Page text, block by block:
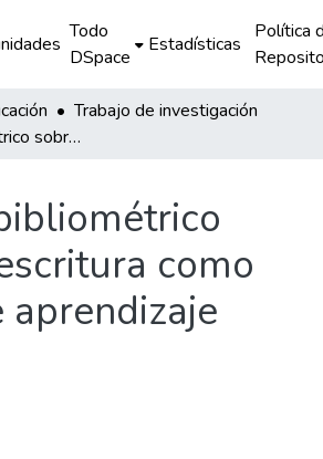
Todo
DSpace
Estadísticas
Política
Trabajo de investigación
Análisis bibliométrico sobre la escritura como medio de aprendizaje
como
aprendizaje